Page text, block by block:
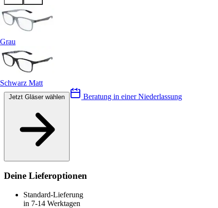
Grau
Schwarz Matt
Beratung in einer Niederlassung
Deine Lieferoptionen
Standard-Lieferung
in 7-14 Werktagen